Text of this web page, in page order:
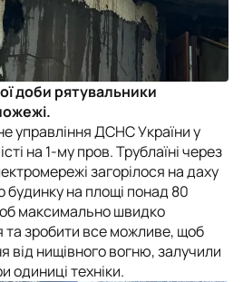
доби рятувальники
управління ДСНС України у
на 1-му пров. Трублаїні через
загорілося на даху
будинку на площі понад 80
максимально швидко
та зробити все можливе, щоб
від нищівного вогню, залучили
одиниці техніки.